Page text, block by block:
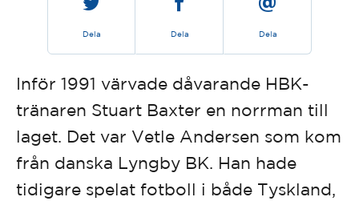
Dela Dela Dela
Inför 1991 värvade dåvarande HBK-
tränaren Stuart Baxter en norrman till
laget. Det var Vetle Andersen som kom
från danska Lyngby BK. Han hade
tidigare spelat fotboll i både Tyskland,